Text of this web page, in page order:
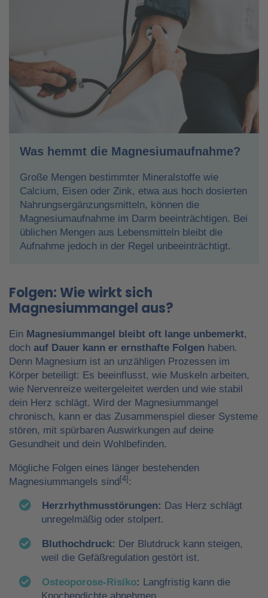
Was hemmt die Magnesiumaufnahme?
Große Mengen bestimmter Mineralstoffe wie
Calcium, Eisen oder Zink, etwa aus hoch dosierten
Nahrungsergänzungsmitteln, können die
Magnesiumaufnahme im Darm beeinträchtigen. Bei
üblichen Mengen aus Lebensmitteln bleibt die
Aufnahme jedoch in der Regel unbeeinträchtigt.
Folgen: Wie wirkt sich
Magnesiummangel aus?
Ein Magnesiummangel bleibt oft lange unbemerkt,
doch auf Dauer kann er ernsthafte Folgen haben.
Denn Magnesium ist an unzähligen Prozessen im
Körper beteiligt: Es beeinflusst, wie Muskeln arbeiten,
wie Nervenreize weitergeleitet werden und wie stabil
dein Herz schlägt. Wird der Magnesiummangel
chronisch, kann er das Zusammenspiel dieser Systeme
stören, mit spürbaren Auswirkungen auf deine
Gesundheit und dein Wohlbefinden.
Mögliche Folgen eines länger bestehenden
Magnesiummangels sind[4] :
Herzrhythmusstörungen: Das Herz schlägt
unregelmäßig oder stolpert.
Bluthochdruck: Der Blutdruck kann steigen,
weil die Gefäßregulation gestört ist.
Osteoporose‑Risiko: Langfristig kann die